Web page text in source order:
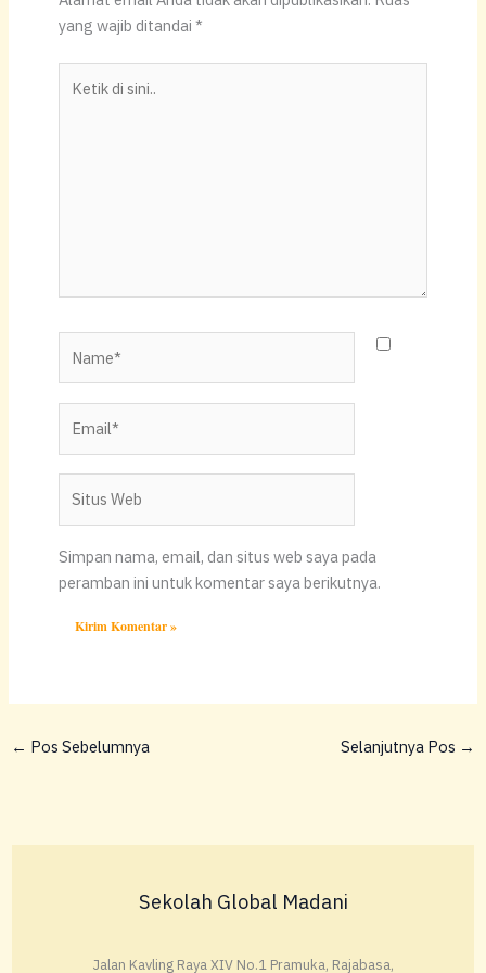
A
p
p
b
o
o
Li
n
yang wajib ditandai *
Web
Simpan nama, email, dan situs web saya pada
peramban ini untuk komentar saya berikutnya.
← Pos Sebelumnya Selanjutnya Pos →
Sekolah Global Madani
Jalan Kavling Raya XIV No.1 Pramuka, Rajabasa,